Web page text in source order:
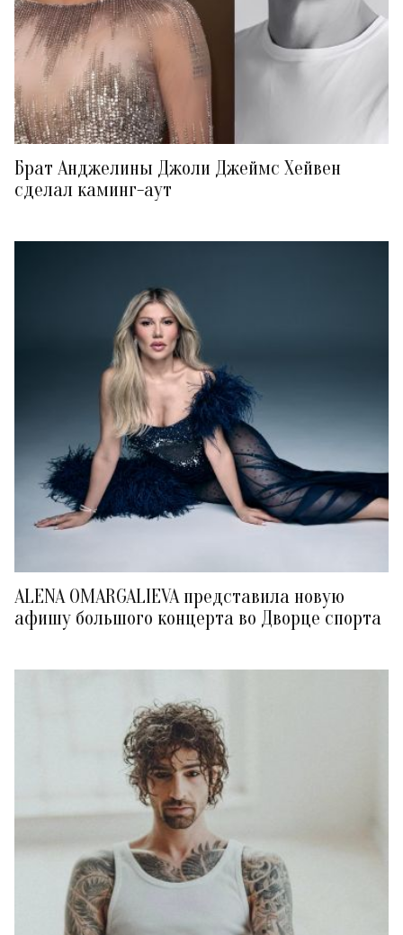
Брат Анджелины Джоли Джеймс Хейвен
сделал каминг-аут
ALENA OMARGALIEVA представила новую
афишу большого концерта во Дворце спорта